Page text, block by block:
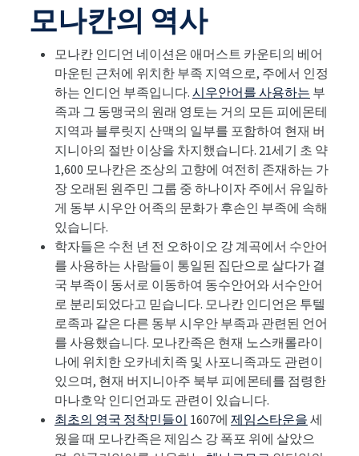
모나칸의 역사
모나칸 인디언 네이션은 애머스트 카운티의 베어
마운틴 근처에 위치한 부족 지역으로, 주에서 인정
하는 인디언 부족입니다.시우안어를 사용하는부
족과 그 동맹국의 원래 영토는 거의 모든 피에몬테
지역과 블루릿지 산맥의 일부를 포함하여 현재 버
지니아의 절반 이상을 차지했습니다. 21세기 초 약
1,600 모나칸은 조상의 고향에 여전히 존재하는 가
장 오래된 원주민 그룹 중 하나이자 주에서 유일하
게 동부 시우안 어족의 문화가 후손인 부족에 속해
있습니다.
학자들은 수천 년 전 오하이오 강 계곡에서 수안어
를 사용하는 사람들이 통일된 집단으로 살다가 결
국 부족이 동서로 이동하여 동수안어와 서수안어
로 분리되었다고 믿습니다. 모나칸 인디언은 투텔
로족과 같은 다른 동부 시우안 부족과 관련된 언어
를 사용했습니다. 모나칸족은 현재 노스캐롤라이
나에 위치한 오카네치족 및 사포니족과도 관련이
있으며, 현재 버지니아주 북부 피에몬테를 점령한
마나호악 인디언과도 관련이 있습니다.
최초의 영국 정착민들이1607에 제임스타운을세
웠을 때 모나칸족은 제임스 강 폭포 위에 살았으